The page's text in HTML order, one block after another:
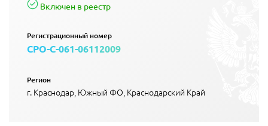
Включен в реестр
Регистрационный номер
СРО-С-061-06112009
Регион
г. Краснодар, Южный ФО, Краснодарский Край